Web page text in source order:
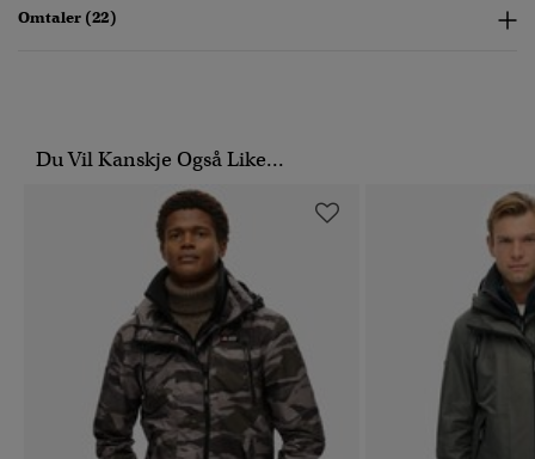
Omtaler (22)
Du Vil Kanskje Også Like...